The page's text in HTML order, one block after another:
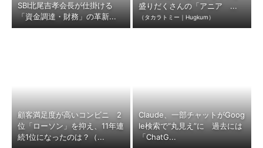
SBI北尾吉孝会長が仕掛ける
「資金調達・財務」の革新...
盛りだくさんの「アニア ...
（タカラトミー｜Hugkum）
顧客満足度が高いコンビニ 2
位「ローソン」を抑え、11年連
続1位になったのは？（...
Claude、一部チャットがGoog
le検索で“丸見え”に 過去には
「ChatG...